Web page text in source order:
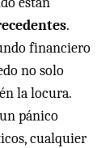
.
financiero
no solo
la locura.
pánico
cualquier